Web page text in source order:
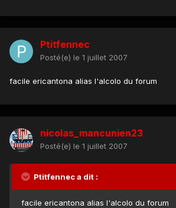
Ptitfennec
Posté(e) le 1 juillet 2007
facile ericantona alias l'alcolo du forum
nicolas_mancunien23
Posté(e) le 1 juillet 2007
Ptitfennec a dit :
facile ericantona alias l'alcolo du forum